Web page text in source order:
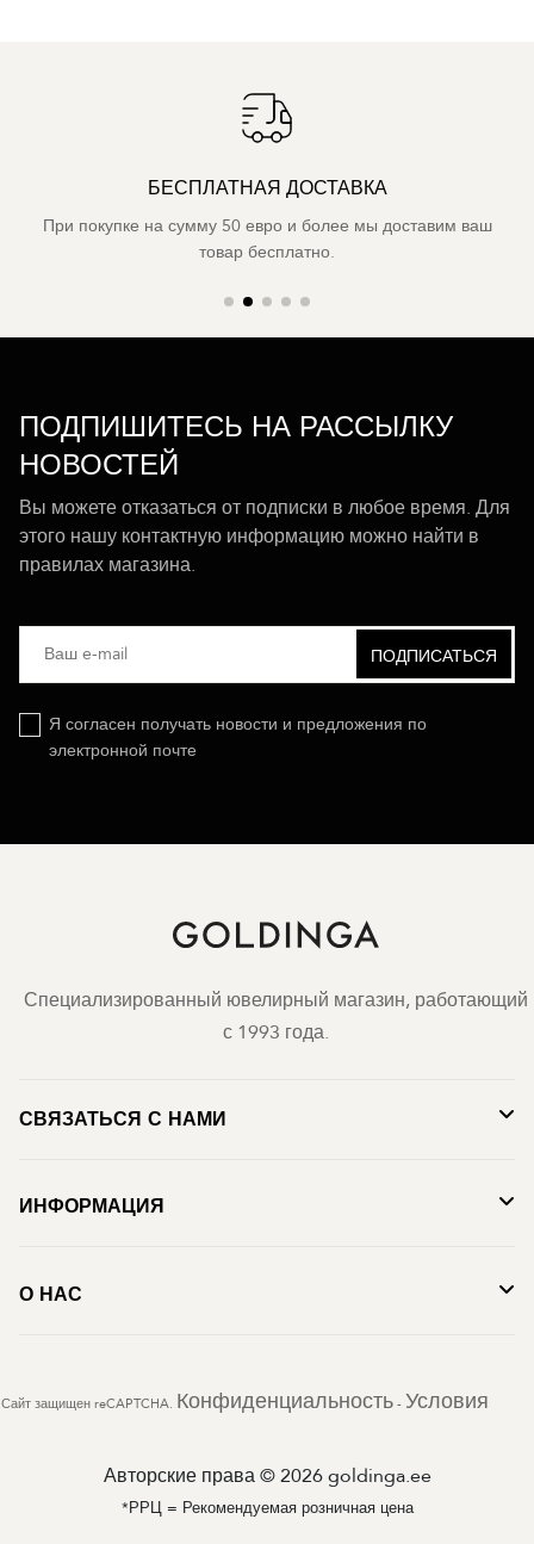
БЕСПЛАТНАЯ ДОСТАВКА
При покупке на сумму 50 евро и более мы доставим ваш
товар бесплатно.
ПОДПИШИТЕСЬ НА РАССЫЛКУ
НОВОСТЕЙ
Вы можете отказаться от подписки в любое время. Для
этого нашу контактную информацию можно найти в
правилах магазина.
Я согласен получать новости и предложения по
электронной почте
Специализированный ювелирный магазин, работающий
с 1993 года.
СВЯЗАТЬСЯ С НАМИ
ИНФОРМАЦИЯ
О НАС
Сайт защищен reCAPTCHA. Конфиденциальность - Условия
Авторские права © 2026 goldinga.ee
*РРЦ = Рекомендуемая розничная цена